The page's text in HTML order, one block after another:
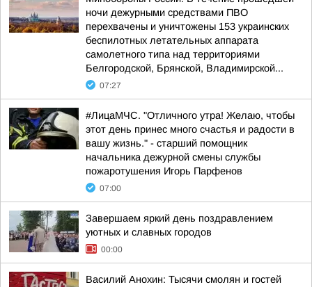
ночи дежурными средствами ПВО
перехвачены и уничтожены 153 украинских
беспилотных летательных аппарата
самолетного типа над территориями
Белгородской, Брянской, Владимирской...
07:27
#ЛицаМЧС. "Отличного утра! Желаю, чтобы
этот день принес много счастья и радости в
вашу жизнь." - старший помощник
начальника дежурной смены службы
пожаротушения Игорь Парфенов
07:00
Завершаем яркий день поздравлением
уютных и славных городов
00:00
Василий Анохин: Тысячи смолян и гостей